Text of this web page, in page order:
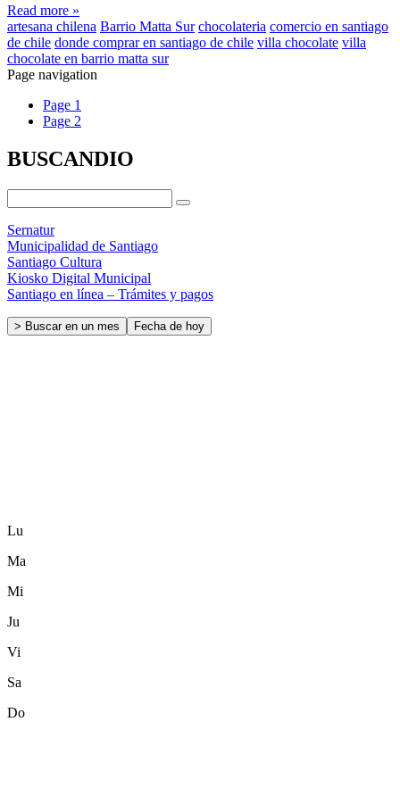
Read more »
artesana chilena Barrio Matta Sur chocolateria comercio en santiago
de chile donde comprar en santiago de chile villa chocolate villa
chocolate en barrio matta sur
Page navigation
Page 1
Page 2
BUSCANDIO
Sernatur
Municipalidad de Santiago
Santiago Cultura
Kiosko Digital Municipal
Santiago en línea – Trámites y pagos
> Buscar en un mes Fecha de hoy
Lu
Ma
Mi
Ju
Vi
Sa
Do